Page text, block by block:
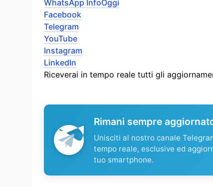
WhatsApp InfoOggi
Facebook
Telegram
YouTube
Instagram
LinkedIn
Riceverai in tempo reale tutti gli
Rimani sempre
Unisciti al nostro canale
tempo reale, esclusive ed
tuo smartphone.